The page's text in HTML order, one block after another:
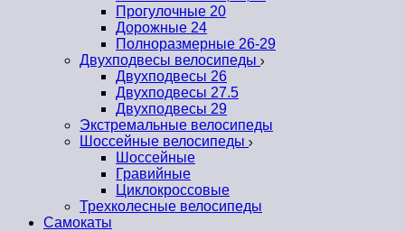
Прогулочные 20
Дорожные 24
Полноразмерные 26-29
Двухподвесы велосипеды
Двухподвесы 26
Двухподвесы 27.5
Двухподвесы 29
Экстремальные велосипеды
Шоссейные велосипеды
Шоссейные
Гравийные
Циклокроссовые
Трехколесные велосипеды
Самокаты